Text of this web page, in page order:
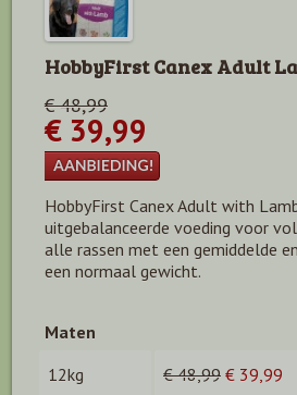
HobbyFirst Canex Adult
€ 48,99
€ 39,99
HobbyFirst Canex Adult with
uitgebalanceerde voeding voor
alle rassen met een gemiddelde
een normaal gewicht.
Maten
12kg
€ 48,99 € 39,99